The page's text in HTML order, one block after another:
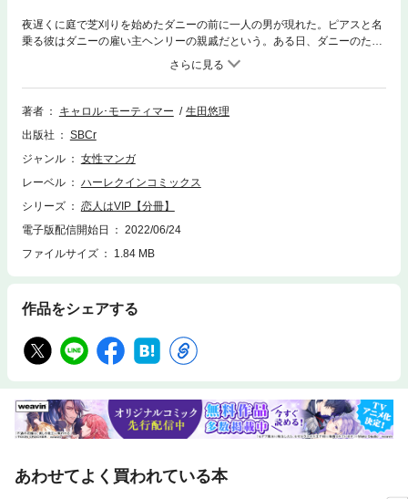
夜遅くに庭で芝刈りを始めたダニーの前に一人の男が現れた。ピアスと名
乗る彼はダニーの雇い主ヘンリーの親戚だという。ある日、ダニーのため
に屋敷の警備員が一人クビになってしまう。ピアスを通して屋敷の主人と
の面会を求めるダニー。ようやくヘンリーに会えることになったダニー
は、彼をひと目見て驚いた…!!
著者
キャロル･モーティマー
生田悠理
出版社
SBCr
ジャンル
女性マンガ
レーベル
ハーレクインコミックス
シリーズ
恋人はVIP【分冊】
電子版配信開始日
2022/06/24
ファイルサイズ
1.84 MB
作品をシェアする
あわせてよく買われている本